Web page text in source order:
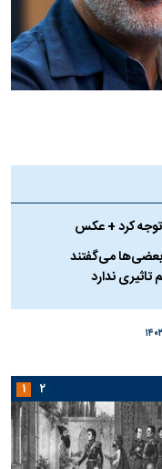
توجه کرد + عکس
بعضی‌ها می‌گفتند
ندارد
۱ ۲